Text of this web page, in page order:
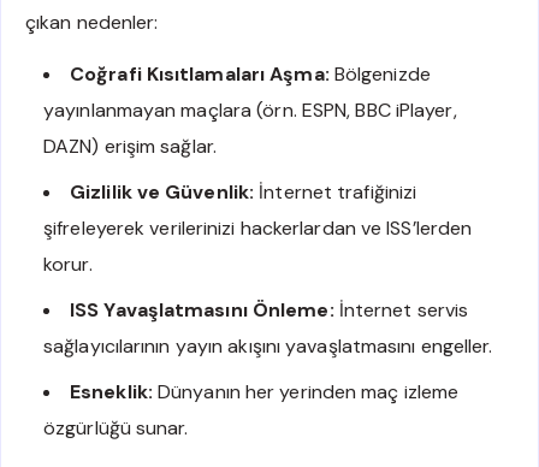
çıkan nedenler:
Coğrafi Kısıtlamaları Aşma: Bölgenizde
yayınlanmayan maçlara (örn. ESPN, BBC iPlayer,
DAZN) erişim sağlar.
Gizlilik ve Güvenlik: İnternet trafiğinizi
şifreleyerek verilerinizi hackerlardan ve ISS’lerden
korur.
ISS Yavaşlatmasını Önleme: İnternet servis
sağlayıcılarının yayın akışını yavaşlatmasını engeller.
Esneklik: Dünyanın her yerinden maç izleme
özgürlüğü sunar.